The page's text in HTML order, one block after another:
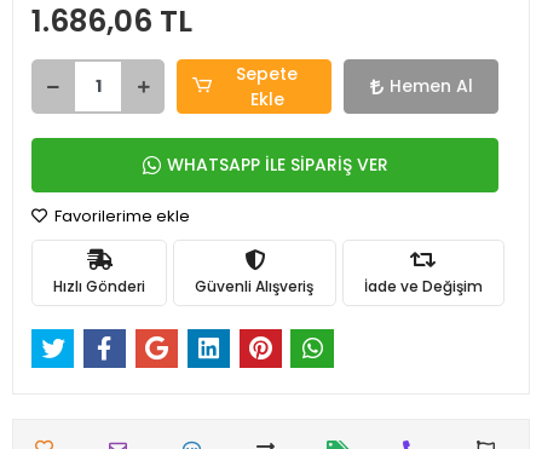
1.686,06 TL
Sepete
Ekle
Hemen Al
WHATSAPP İLE SİPARİŞ VER
Favorilerime ekle
Hızlı Gönderi Güvenli Alışveriş İade ve Değişim